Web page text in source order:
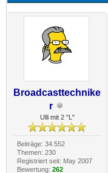
Broadcasttechnike
r
Ulli mit 2 "L"
Beiträge: 34.552
Themen: 230
Registriert seit: May 2007
Bewertung: 262